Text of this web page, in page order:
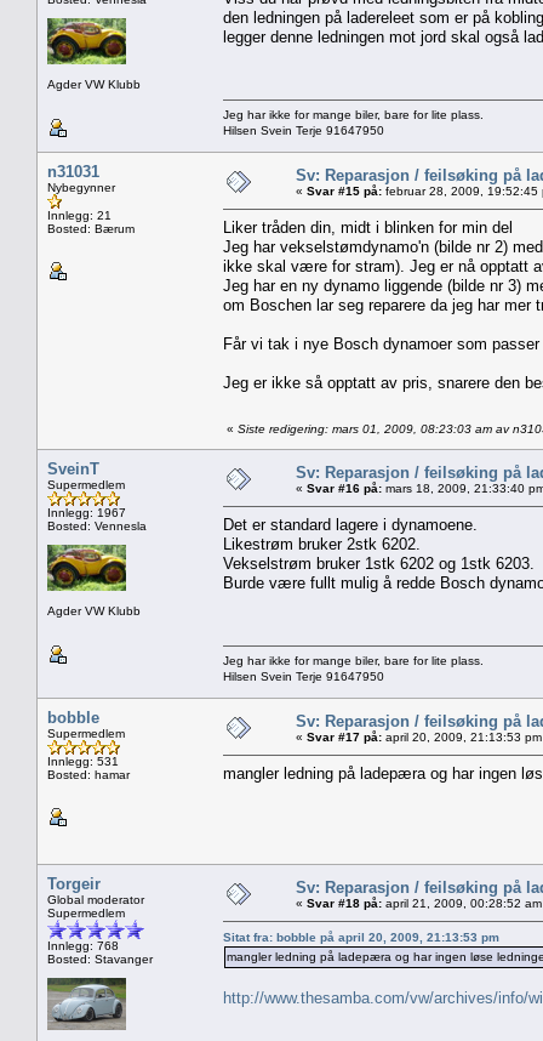
Agder VW Klubb
den ledningen på ladereleet som er på
legger denne ledningen mot jord skal også
Jeg har ikke for mange biler, bare for lite plass.
Hilsen Svein Terje 91647950
n31031
Nybegynner
Innlegg: 21
Bosted: Bærum
Sv: Reparasjon / feilsøking på
« Svar #15 på: februar 28, 2009, 19:52:45
Liker tråden din, midt i blinken for min del
Jeg har vekselstømdynamo'n (bilde nr 2)
ikke skal være for stram). Jeg er nå opptatt
Jeg har en ny dynamo liggende (bilde nr 3)
om Boschen lar seg reparere da jeg har mer
Får vi tak i nye Bosch dynamoer som
Jeg er ikke så opptatt av pris, snarere den
« Siste redigering: mars 01, 2009, 08:23:03 am av
SveinT
Supermedlem
Innlegg: 1967
Bosted: Vennesla
Agder VW Klubb
Sv: Reparasjon / feilsøking på
« Svar #16 på: mars 18, 2009, 21:33:40
Det er standard lagere i dynamoene.
Likestrøm bruker 2stk 6202.
Vekselstrøm bruker 1stk 6202 og 1stk 6203.
Burde være fullt mulig å redde Bosch
Jeg har ikke for mange biler, bare for lite plass.
Hilsen Svein Terje 91647950
bobble
Supermedlem
Innlegg: 531
Bosted: hamar
Sv: Reparasjon / feilsøking på
« Svar #17 på: april 20, 2009, 21:13:53
mangler ledning på ladepæra og har ingen
Torgeir
Global moderator
Supermedlem
Innlegg: 768
Bosted: Stavanger
Sv: Reparasjon / feilsøking på
« Svar #18 på: april 21, 2009, 00:28:52
Sitat fra: bobble på april 20, 2009, 21:13:53 pm
mangler ledning på ladepæra og har ingen løse
http://www.thesamba.com/vw/archives/info/